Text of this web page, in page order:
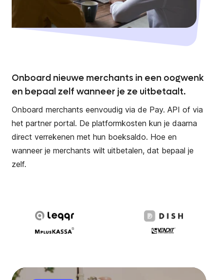
Onboard nieuwe merchants in een oogwenk
en bepaal zelf wanneer je ze uitbetaalt.
Onboard merchants eenvoudig via de Pay. API of via
het partner portal. De platformkosten kun je daarna
direct verrekenen met hun boeksaldo. Hoe en
wanneer je merchants wilt uitbetalen, dat bepaal je
zelf.